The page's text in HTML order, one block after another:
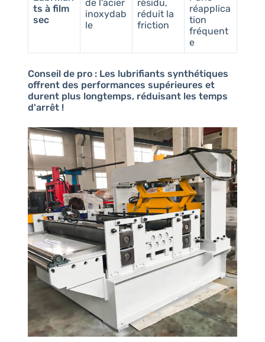
ts à film
sec
de l'acier
inoxydab
le
résidu,
réduit la
friction
réapplica
tion
fréquent
e
Conseil de pro : Les lubrifiants synthétiques
offrent des performances supérieures et
durent plus longtemps, réduisant les temps
d'arrêt !